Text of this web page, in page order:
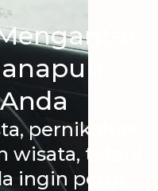
pernikahan,
tetapi
ingin pergi.